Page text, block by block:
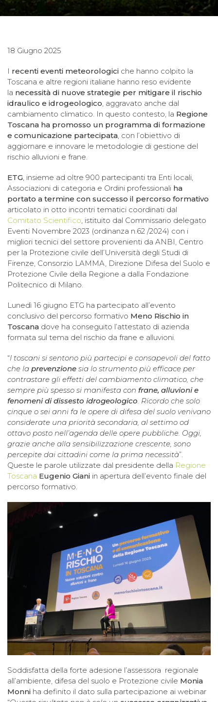
18 Giugno 2025
I recenti eventi meteorologici che hanno colpito la
Toscana e altre regioni italiane hanno reso evidente
la necessità di nuove strategie per mitigare il rischio
idraulico e idrogeologico, aggravato anche dal
cambiamento climatico. In questo contesto, la Regione
Toscana ha promosso un programma di formazione
e comunicazione partecipata, con l’obiettivo di
aggiornare e innovare le metodologie di gestione del
rischio alluvioni e frane.
ETG, insieme ad oltre 900 partecipanti tra Enti locali,
Associazioni di categoria e Ordini professionali ha
portato a termine con successo il percorso formativo
articolato in otto incontri tematici coordinati dal
Comitato Scientifico, istituito dal Commissario delegato
Eventi Novembre 2023 (ordinanza n.62 /2024) con i
migliori tecnici del settore provenienti da ANBI, Centro
per la Protezione civile dell’Università degli Studi di
Firenze, Consorzio LAMMA, Direzione Difesa del Suolo e
Protezione Civile della Regione a dalla Fondazione
Politecnico di Milano.
Lunedì 16 giugno ETG ha partecipato all’evento
conclusivo del percorso formativo Meno Rischio in
Toscana dove ha conseguito l’attestato di azienda
formata sul tema del rischio da frane e alluvioni.
“I toscani si sentono più partecipi e consapevoli del fatto
che la prevenzione sia lo strumento più efficace per
contrastare gli effetti del cambiamento climatico, che
sempre più spesso si manifesta con frane, alluvioni e
fenomeni di dissesto idrogeologico. Ricordo che solo
cinque o sei anni fa le opere di difesa del suolo venivano
considerate una priorità secondaria, al settimo od
ottavo posto nell’agenda delle opere pubbliche. Oggi,
grazie anche alla sensibilizzazione crescente, sono
percepite dai cittadini come la prima necessità”.
Queste le parole utilizzate dal presidente della Regione
Toscana Eugenio Giani in apertura dell’evento finale del
percorso formativo.
Soddisfatta della forte adesione l’assessora regionale
all’ambiente, difesa del suolo e Protezione civile Monia
Monni ha definito il dato sulla partecipazione ai webinar